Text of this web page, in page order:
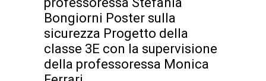
Bongiorni Poster sulla
sicurezza Progetto della
classe 3E con la supervisione
della professoressa Monica